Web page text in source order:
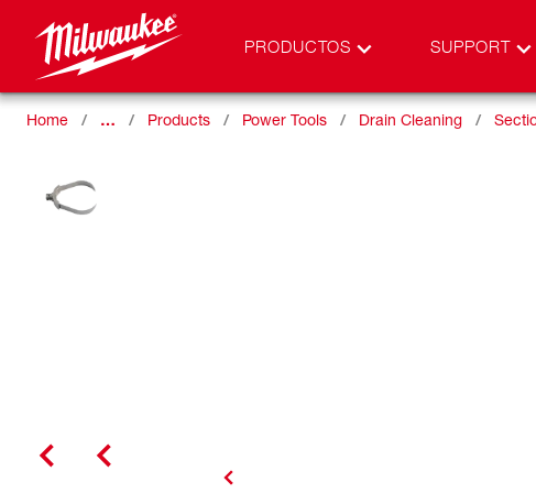
PRODUCTOS SUPPORT
Home … Products Power Tools Drain Cleaning